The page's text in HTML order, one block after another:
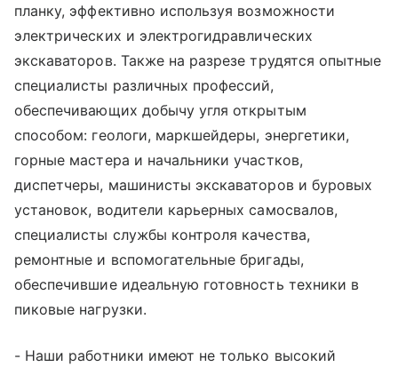
планку, эффективно используя возможности
электрических и электрогидравлических
экскаваторов. Также на разрезе трудятся опытные
специалисты различных профессий,
обеспечивающих добычу угля открытым
способом: геологи, маркшейдеры, энергетики,
горные мастера и начальники участков,
диспетчеры, машинисты экскаваторов и буровых
установок, водители карьерных самосвалов,
специалисты службы контроля качества,
ремонтные и вспомогательные бригады,
обеспечившие идеальную готовность техники в
пиковые нагрузки.
- Наши работники имеют не только высокий